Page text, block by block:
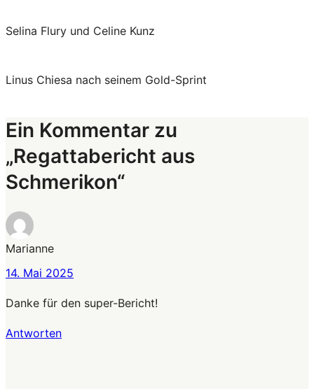
Selina Flury und Celine Kunz
Linus Chiesa nach seinem Gold-Sprint
Ein Kommentar zu
„Regattabericht aus
Schmerikon“
Marianne
14. Mai 2025
Danke für den super-Bericht!
Antworten